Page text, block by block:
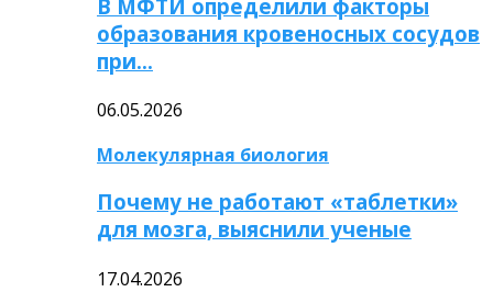
В МФТИ определили факторы
образования кровеносных сосудов
при…
06.05.2026
Молекулярная биология
Почему не работают «таблетки»
для мозга, выяснили ученые
17.04.2026